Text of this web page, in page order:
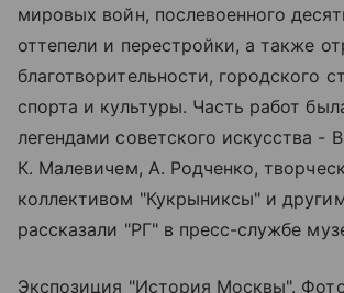
мировых войн, послевоенного
оттепели и перестройки, а также
благотворительности, городского
спорта и культуры. Часть работ
легендами советского искусства -
К. Малевичем, А. Родченко,
коллективом "Кукрыниксы" и
рассказали "РГ" в пресс-службе
Экспозиция "История Москвы".